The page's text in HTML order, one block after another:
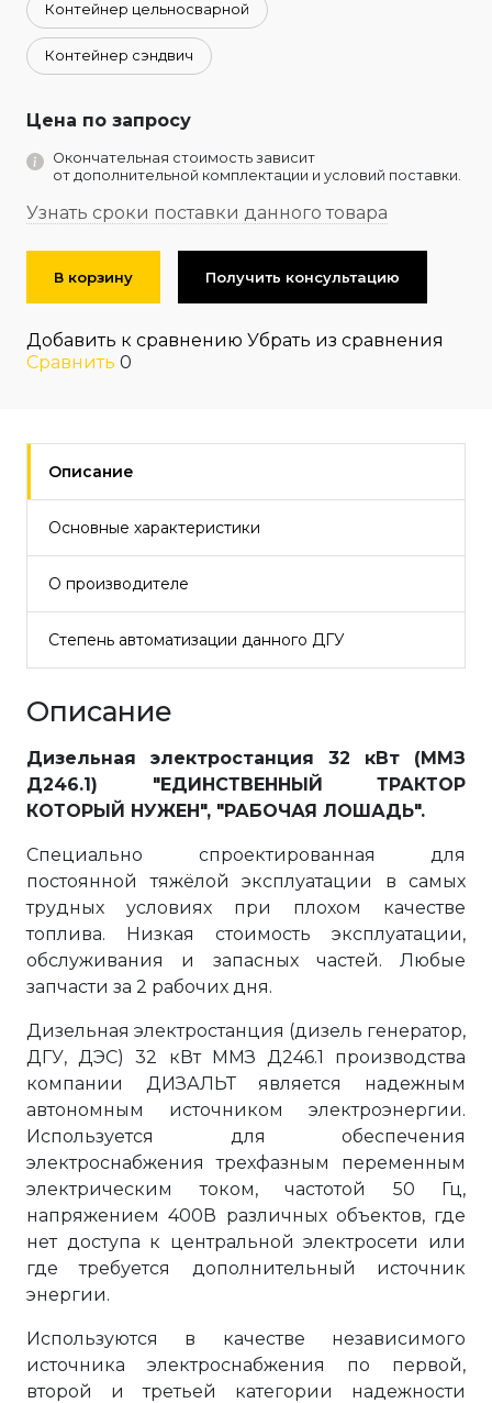
Контейнер цельносварной
Контейнер сэндвич
Цена по запросу
Окончательная стоимость зависит
от дополнительной комплектации и условий поставки.
Узнать сроки поставки данного товара
В корзину Получить консультацию
Добавить к сравнению Убрать из сравнения
Сравнить 0
Описание
Основные характеристики
О производителе
Степень автоматизации данного ДГУ
Описание
Дизельная электростанция 32 кВт (ММЗ
Д246.1) "ЕДИНСТВЕННЫЙ ТРАКТОР
КОТОРЫЙ НУЖЕН", "РАБОЧАЯ ЛОШАДЬ".
Специально спроектированная для
постоянной тяжёлой эксплуатации в самых
трудных условиях при плохом качестве
топлива. Низкая стоимость эксплуатации,
обслуживания и запасных частей. Любые
запчасти за 2 рабочих дня.
Дизельная электростанция (дизель генератор,
ДГУ, ДЭС) 32 кВт ММЗ Д246.1 производства
компании ДИЗАЛЬТ является надежным
автономным источником электроэнергии.
Используется для обеспечения
электроснабжения трехфазным переменным
электрическим током, частотой 50 Гц,
напряжением 400В различных объектов, где
нет доступа к центральной электросети или
где требуется дополнительный источник
энергии.
Используются в качестве независимого
источника электроснабжения по первой,
второй и третьей категории надежности